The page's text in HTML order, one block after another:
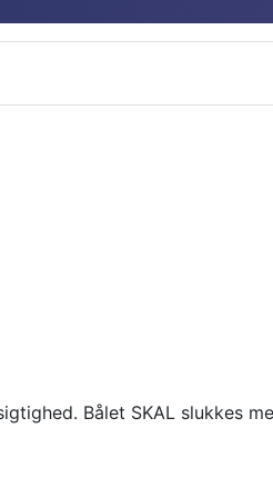
Bålet SKAL slukkes